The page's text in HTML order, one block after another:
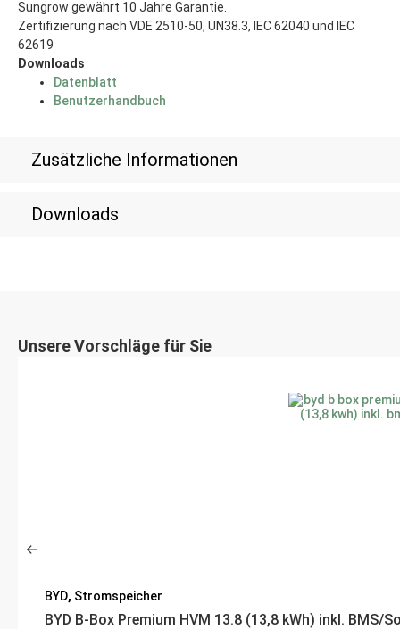
Zusätzliche Informationen
Downloads
Sungrow gewährt 10 Jahre Garantie.
Zertifizierung nach VDE 2510-50, UN38.3, IEC 62040 und IEC
62619
Downloads
Datenblatt
Benutzerhandbuch
Unsere Vorschläge für Sie
BYD, Stromspeicher
BYD B-Box Premium HVM 13.8 (13,8 kWh) inkl. BMS/